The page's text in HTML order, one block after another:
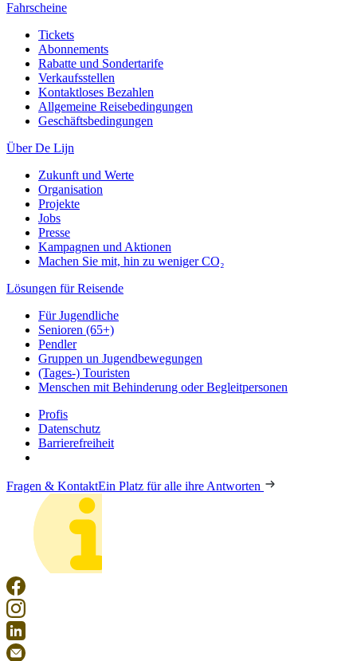
Fahrscheine
Tickets
Abonnements
Rabatte und Sondertarife
Verkaufsstellen
Kontaktloses Bezahlen
Allgemeine Reisebedingungen
Geschäftsbedingungen
Über De Lijn
Zukunft und Werte
Organisation
Projekte
Jobs
Presse
Kampagnen und Aktionen
Machen Sie mit, hin zu weniger CO₂
Lösungen für Reisende
Für Jugendliche
Senioren (65+)
Pendler
Gruppen un Jugendbewegungen
(Tages-) Touristen
Menschen mit Behinderung oder Begleitpersonen
Profis
Datenschutz
Barrierefreiheit
Fragen & KontaktEin Platz für alle ihre Antworten